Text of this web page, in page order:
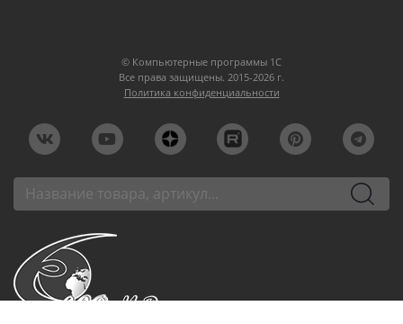
© Компьютерные программы 1C
Все права защищены. 2015-2026 г.
Политика конфиденциальности